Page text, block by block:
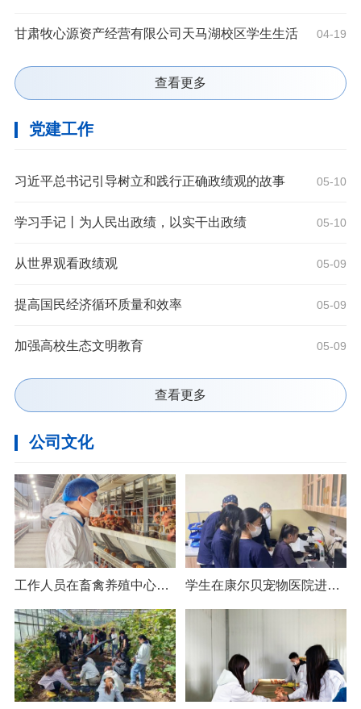
04-19
甘肃牧心源资产经营有限公司天马湖校区学生生活
服务区超市对外承包经营项目成交公告
查看更多
党建工作
05-10
习近平总书记引导树立和践行正确政绩观的故事
05-10
学习手记丨为人民出政绩，以实干出政绩
05-09
从世界观看政绩观
05-09
提高国民经济循环质量和效率
05-09
加强高校生态文明教育
查看更多
公司文化
工作人员在畜禽养殖中心进行日常巡检 学生在康尔贝宠物医院进行专业认知实习